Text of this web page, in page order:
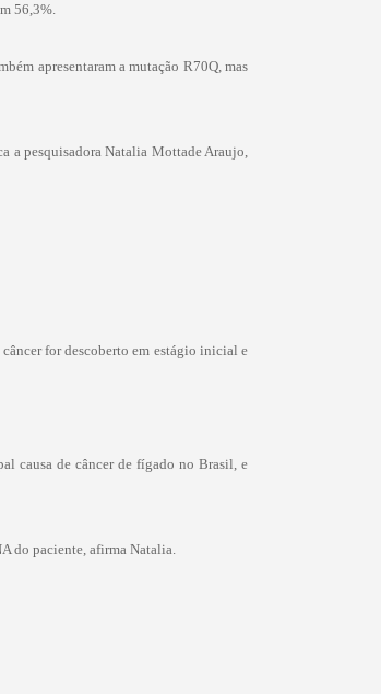
56,3%.
apresentaram a mutação R70Q, mas
a pesquisadora Natalia Mottade Araujo,
for descoberto em estágio inicial e
causa de câncer de fígado no Brasil, e
do paciente, afirma Natalia.